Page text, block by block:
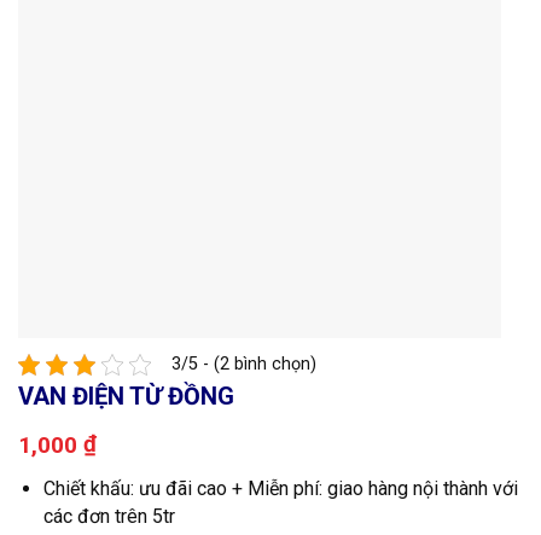
3/5 - (2 bình chọn)
VAN ĐIỆN TỪ ĐỒNG
1,000 ₫
Chiết khấu: ưu đãi cao + Miễn phí: giao hàng nội thành với
các đơn trên 5tr